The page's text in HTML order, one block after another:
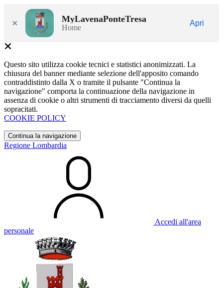
× MyLavenaPonteTresa
Home
Apri
Questo sito utilizza cookie tecnici e statistici anonimizzati. La
chiusura del banner mediante selezione dell'apposito comando
contraddistinto dalla X o tramite il pulsante "Continua la
navigazione" comporta la continuazione della navigazione in
assenza di cookie o altri strumenti di tracciamento diversi da quelli
sopracitati.
COOKIE POLICY
Continua la navigazione
Regione Lombardia
Accedi all'area
personale